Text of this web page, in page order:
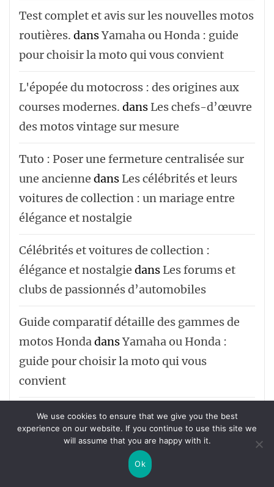
Test complet et avis sur les nouvelles motos
routières. dansYamaha ou Honda : guide
pour choisir la moto qui vous convient
L'épopée du motocross : des origines aux
courses modernes. dans Les chefs-d’œuvre
des motos vintage sur mesure
Tuto : Poser une fermeture centralisée sur
une ancienne dans Les célébrités et leurs
voitures de collection : un mariage entre
élégance et nostalgie
Célébrités et voitures de collection :
élégance et nostalgie dans Les forums et
clubs de passionnés d’automobiles
Guide comparatif détaille des gammes de
motos HondadansYamaha ou Honda :
guide pour choisir la moto qui vous
convient
Alcootest ou Éthylomètre : Comprendre les
Différences ClésdansComment la
technologie change l’expérience de
We use cookies to ensure that we give you the best
experience on our website. If you continue to use this site we
will assume that you are happy with it.
Ok